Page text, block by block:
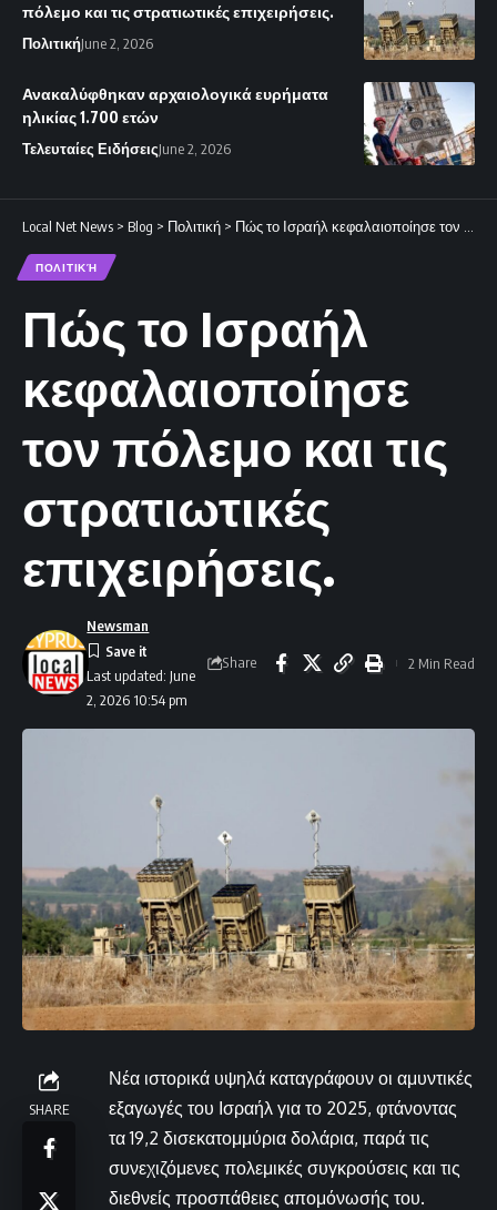
πόλεμο και τις στρατιωτικές επιχειρήσεις.
ΠολιτικήJune 2, 2026
Ανακαλύφθηκαν αρχαιολογικά ευρήματα
ηλικίας 1.700 ετών
Τελευταίες ΕιδήσειςJune 2, 2026
Local Net News > Blog > Πολιτική > Πώς το Ισραήλ κεφαλαιοποίησε τον πόλεμο και τις στρατιωτικές επιχειρήσεις.
ΠΟΛΙΤΙΚΉ
Πώς το Ισραήλ
κεφαλαιοποίησε
τον πόλεμο και τις
στρατιωτικές
επιχειρήσεις.
Last updated: June
2, 2026 10:54 pm
Newsman
Share 2 Min Read
SHARE
Νέα ιστορικά υψηλά καταγράφουν οι αμυντικές
εξαγωγές του Ισραήλ για το 2025, φτάνοντας
τα 19,2 δισεκατομμύρια δολάρια, παρά τις
συνεχιζόμενες πολεμικές συγκρούσεις και τις
διεθνείς προσπάθειες απομόνωσής του.